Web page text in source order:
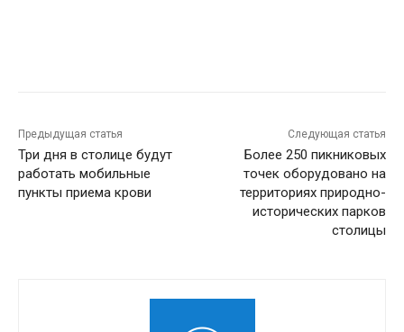
Предыдущая статья
Три дня в столице будут
работать мобильные
пункты приема крови
Следующая статья
Более 250 пикниковых
точек оборудовано на
территориях природно-
исторических парков
столицы